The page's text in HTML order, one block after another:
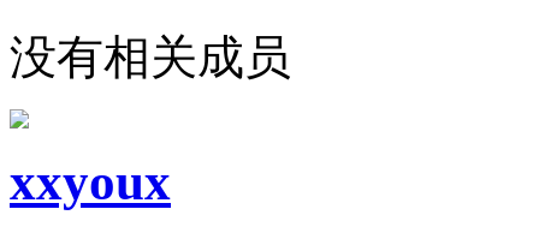
没有相关成员
xxyoux